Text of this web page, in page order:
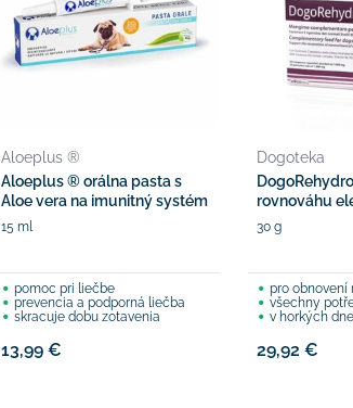
Aloeplus ®
Aloeplus ® orálna pasta s
Aloe vera na imunitný systém
15 ml
pomoc pri liečbe
prevencia a podporná liečba
skracuje dobu zotavenia
13,99 €
Dogoteka
rovnováhu
30 g
pro obnovení
všechny
v horkých dnech a
29,92 €